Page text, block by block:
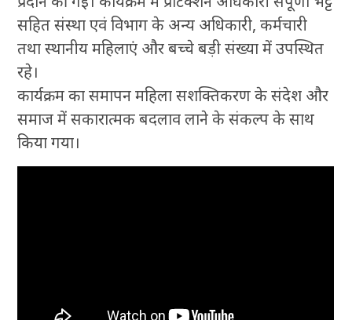
सहित संस्था एवं विभाग के अन्य अधिकारी, कर्मचारी
तथा स्थानीय महिलाएं और बच्चे बड़ी संख्या में उपस्थित
रहे।
कार्यक्रम का समापन महिला सशक्तिकरण के संदेश और
समाज में सकारात्मक बदलाव लाने के संकल्प के साथ
किया गया।